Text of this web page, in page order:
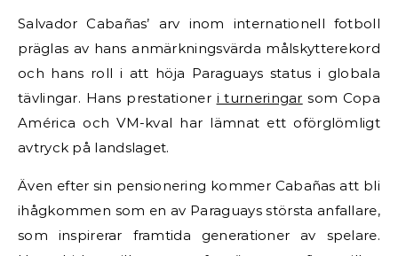
Salvador Cabañas’ arv inom internationell fotboll
präglas av hans anmärkningsvärda målskytterekord
och hans roll i att höja Paraguays status i globala
tävlingar. Hans prestationer i turneringar som Copa
América och VM-kval har lämnat ett oförglömligt
avtryck på landslaget.
Även efter sin pensionering kommer Cabañas att bli
ihågkommen som en av Paraguays största anfallare,
som inspirerar framtida generationer av spelare.